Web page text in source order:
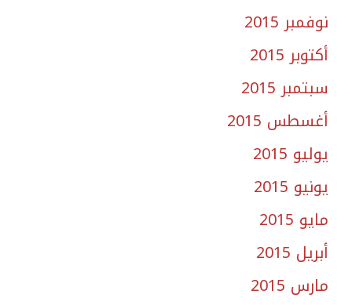
نوفمبر 2015
أكتوبر 2015
سبتمبر 2015
أغسطس 2015
يوليو 2015
يونيو 2015
مايو 2015
أبريل 2015
مارس 2015